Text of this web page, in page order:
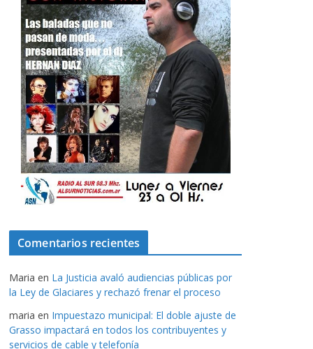
Comentarios recientes
Maria en La Justicia avaló audiencias públicas por
la Ley de Glaciares y rechazó frenar el proceso
maria en Impuestazo municipal: El doble ajuste de
Grasso impactará en todos los contribuyentes y
servicios de cable y telefonía